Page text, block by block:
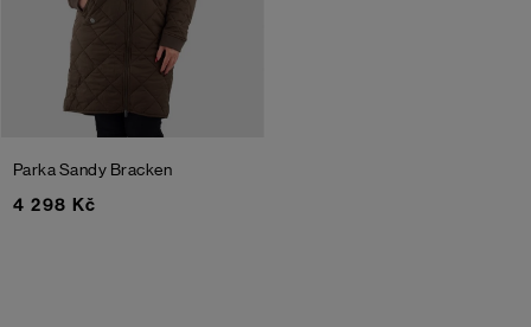
Parka Sandy Bracken
4 298 Kč